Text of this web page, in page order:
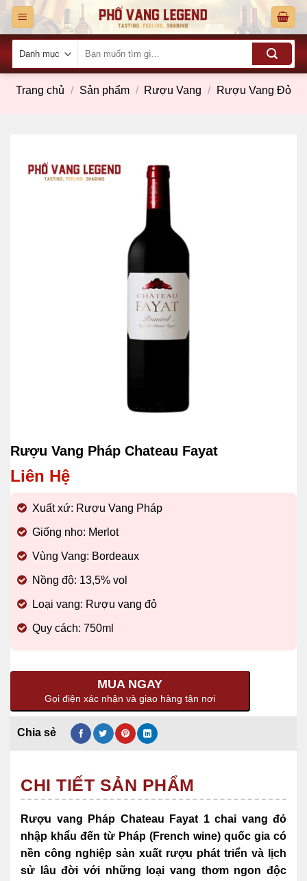
Skip
content
kiếm:
Trang chủ / Sản phẩm / Rượu Vang / Rượu Vang Đỏ
Rượu Vang Pháp Chateau Fayat
Liên Hệ
Xuất xứ: Rượu Vang Pháp
Giống nho: Merlot
Vùng Vang: Bordeaux
Nồng độ: 13,5% vol
Loại vang: Rượu vang đỏ
Quy cách: 750ml
MUA NGAY
Gọi điện xác nhận và giao hàng tận nơi
CHI TIẾT SẢN PHẨM
Rượu vang Pháp Chateau Fayat 1 chai vang đỏ
nhập khẩu đến từ Pháp (French wine) quốc gia có
nền công nghiệp sản xuất rượu phát triển và lịch
sử lâu đời với những
loại vang thơm ngon độc